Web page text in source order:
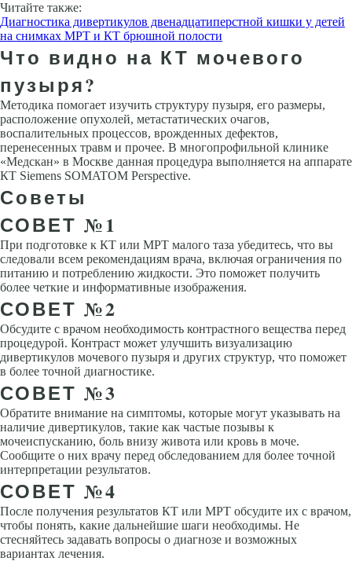
Читайте также:
Диагностика дивертикулов двенадцатиперстной кишки у детей
на снимках МРТ и КТ брюшной полости
Что видно на КТ мочевого
пузыря?
Методика помогает изучить структуру пузыря, его размеры,
расположение опухолей, метастатических очагов,
воспалительных процессов, врожденных дефектов,
перенесенных травм и прочее. В многопрофильной клинике
«Медскан» в Москве данная процедура выполняется на аппарате
КТ Siemens SOMATOM Perspective.
Советы
СОВЕТ №1
При подготовке к КТ или МРТ малого таза убедитесь, что вы
следовали всем рекомендациям врача, включая ограничения по
питанию и потреблению жидкости. Это поможет получить
более четкие и информативные изображения.
СОВЕТ №2
Обсудите с врачом необходимость контрастного вещества перед
процедурой. Контраст может улучшить визуализацию
дивертикулов мочевого пузыря и других структур, что поможет
в более точной диагностике.
СОВЕТ №3
Обратите внимание на симптомы, которые могут указывать на
наличие дивертикулов, такие как частые позывы к
мочеиспусканию, боль внизу живота или кровь в моче.
Сообщите о них врачу перед обследованием для более точной
интерпретации результатов.
СОВЕТ №4
После получения результатов КТ или МРТ обсудите их с врачом,
чтобы понять, какие дальнейшие шаги необходимы. Не
стесняйтесь задавать вопросы о диагнозе и возможных
вариантах лечения.